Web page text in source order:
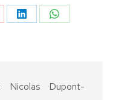
PartagerPartager
Nicolas Dupont-